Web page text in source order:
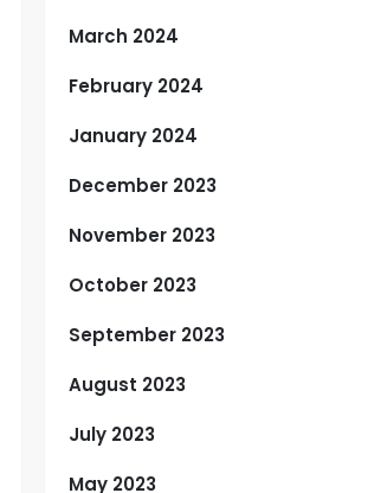
March 2024
February 2024
January 2024
December 2023
November 2023
October 2023
September 2023
August 2023
July 2023
May 2023